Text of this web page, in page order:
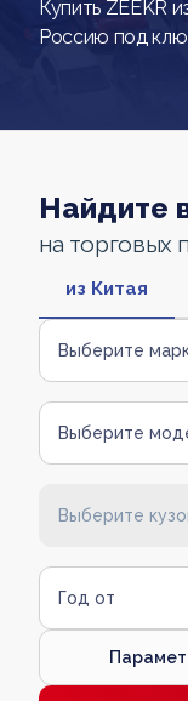
Купить ZEEKR
Россию под
Найдите
на торговых
из Китая
Выберите
Выберите
Выберите
Год от